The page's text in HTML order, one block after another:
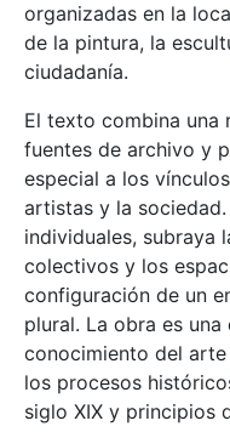
organizadas en la
de la pintura, la
ciudadanía.
El texto combina una
fuentes de archivo y
especial a los
artistas y la
individuales, subraya
colectivos y los
configuración de un
plural. La obra es
conocimiento del
los procesos
siglo XIX y principios